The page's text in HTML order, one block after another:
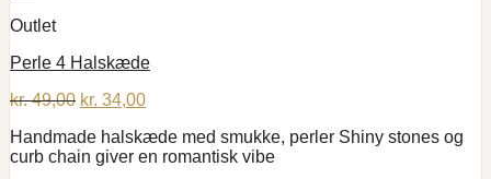
Outlet
Perle 4 Halskæde
kr.49,00 Den
pris
var:
kr. 34,00Den
pris
er:
Handmade halskæde med smukke, perler Shiny stones og
curb chain giver en romantisk vibe